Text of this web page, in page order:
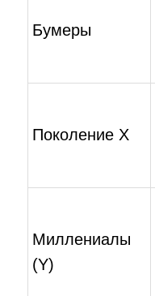
Бумеры
Поколение X
Миллениалы
(Y)